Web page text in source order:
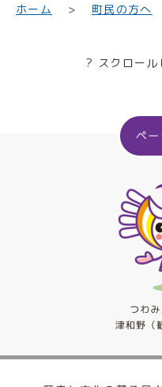
ホーム 町民の方へ
? スクロール